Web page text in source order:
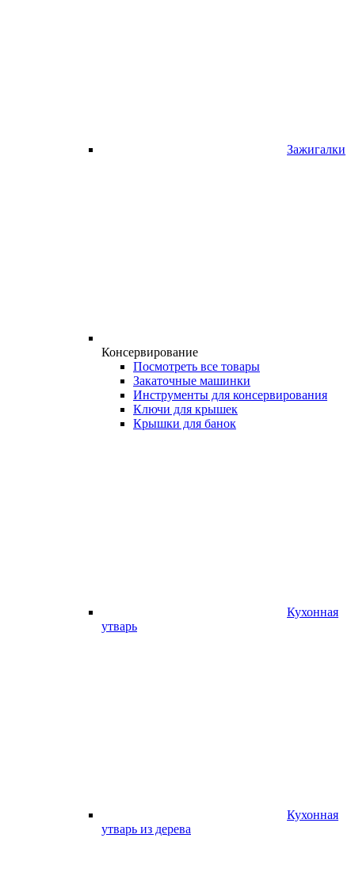
Зажигалки
Консервирование
Посмотреть все товары
Закаточные машинки
Инструменты для консервирования
Ключи для крышек
Крышки для банок
Кухонная
утварь
Кухонная
утварь из дерева